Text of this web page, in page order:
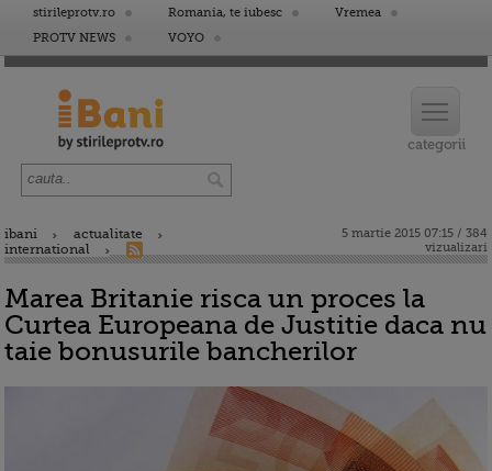
stirileprotv.ro Romania, te iubesc
Vremea
PROTV NEWS
VOYO
ibani
actualitate
international
5 martie 2015 07:15 / 384
vizualizari
Marea Britanie risca un proces la
Curtea Europeana de Justitie daca nu
taie bonusurile bancherilor